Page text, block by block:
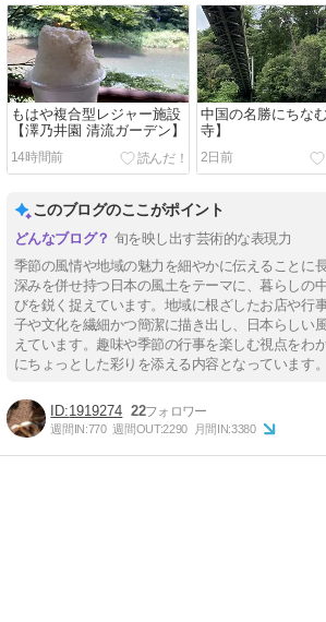
もはや複合型レジャー施設
【澤乃井園 清流ガーデン】
14時間前
中国の名勝にちな
寺】
2日前
このブログのここがポイント
旬を映し出す芸術的な表現力
季節の風情や地域の魅力を細やかに伝えることに
深みを併せ持つ日本の風土をテーマに、暮らしの
びを鋭く捉えています。地域に根ざしたお店や行
子や文化を繊細かつ簡潔に描き出し、日本らしい
えています。趣味や季節の行事を楽しむ視点をわ
にちょっとした彩りを添える内容となっています。
1919274 22
週間IN:770 週間OUT:2290 月間IN:3380